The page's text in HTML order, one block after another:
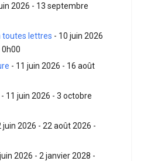
2026 - 13 septembre
toutes lettres - 10 juin 2026
- 11 juin 2026 - 16 août
- 11 juin 2026 - 3 octobre
juin 2026 - 22 août 2026 -
2026 - 2 janvier 2028 -